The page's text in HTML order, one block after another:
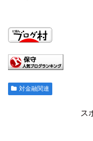
対金融関連
ス